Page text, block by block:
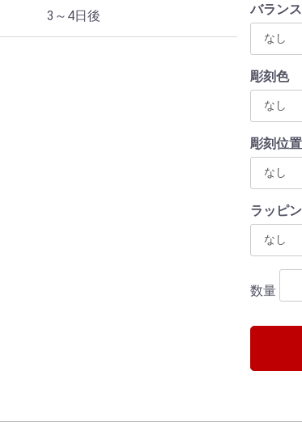
3～4日後 バランス
彫刻色
彫刻位置
ラッピ
数量